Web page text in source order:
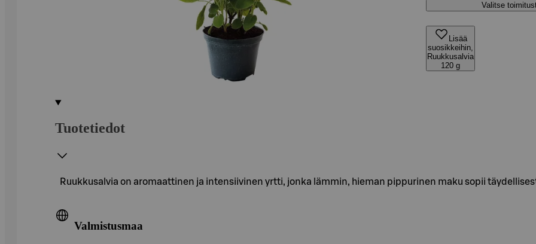
Valitse
Lisää
suosikkeihin,
Ruukkusalvia
120 g
Tuotetiedot
Ruukkusalvia on aromaattinen ja intensiivinen yrtti, jonka lämmin, hieman pippurinen maku sopii
Valmistusmaa